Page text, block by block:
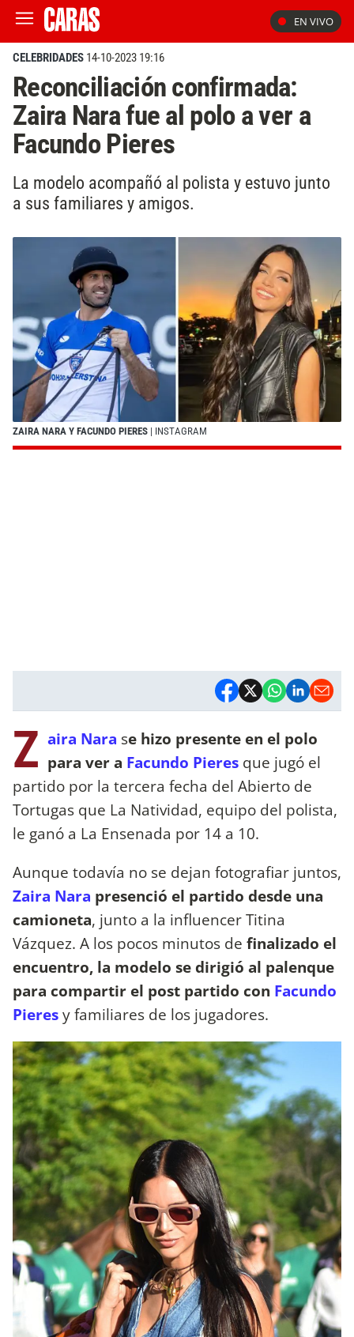
EN VIVO
CELEBRIDADES 14-10-2023 19:16
Reconciliación confirmada:
Zaira Nara fue al polo a ver a
Facundo Pieres
La modelo acompañó al polista y estuvo junto
a sus familiares y amigos.
ZAIRA NARA Y FACUNDO PIERES | INSTAGRAM
Z aira Nara se hizo presente en el polo
para ver a Facundo Pieres que jugó el
partido por la tercera fecha del Abierto de
Tortugas que La Natividad, equipo del polista,
le ganó a La Ensenada por 14 a 10.
Aunque todavía no se dejan fotografiar juntos,
Zaira Nara presenció el partido desde una
camioneta, junto a la influencer Titina
Vázquez. A los pocos minutos de finalizado el
encuentro, la modelo se dirigió al palenque
para compartir el post partido con Facundo
Pieresy familiares de los jugadores.